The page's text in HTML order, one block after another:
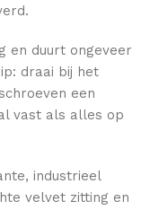
en duurt ongeveer
draai bij het
een
vast als alles op
industrieel
velvet zitting en